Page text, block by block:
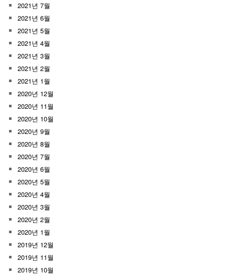
2021년 7월
2021년 6월
2021년 5월
2021년 4월
2021년 3월
2021년 2월
2021년 1월
2020년 12월
2020년 11월
2020년 10월
2020년 9월
2020년 8월
2020년 7월
2020년 6월
2020년 5월
2020년 4월
2020년 3월
2020년 2월
2020년 1월
2019년 12월
2019년 11월
2019년 10월